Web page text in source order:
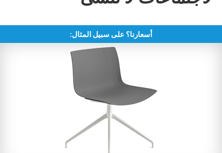
أسعارنا؟ على سبيل المثال: